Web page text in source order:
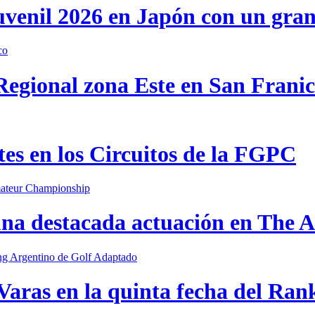
2026 en Japón con un
zona Este en San
en los Circuitos de la FGPC
destacada actuación en The
en la quinta fecha del